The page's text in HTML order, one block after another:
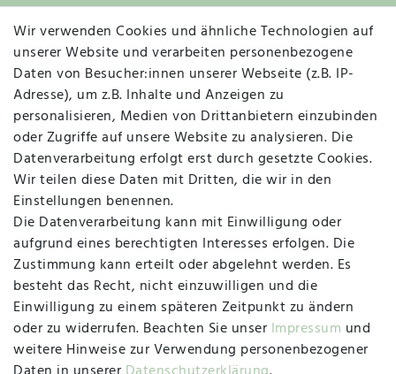
Widerruf
Vertrag widerrufen Kontakt
MAPALI VOR ORT
Herzogstraße 10
47533 Kleve
Montag, Dienstag, Donnerstag, Freitag
09:00 Uhr bis 13:00 Uhr
Mittwoch
Wir verwenden Cookies und ähnliche Technologien auf
unserer Website und verarbeiten personenbezogene
Daten von Besucher:innen unserer Webseite (z.B. IP-
Adresse), um z.B. Inhalte und Anzeigen zu
personalisieren, Medien von Drittanbietern einzubinden
oder Zugriffe auf unsere Website zu analysieren. Die
Datenverarbeitung erfolgt erst durch gesetzte Cookies.
Wir teilen diese Daten mit Dritten, die wir in den
Einstellungen benennen.
Die Datenverarbeitung kann mit Einwilligung oder
aufgrund eines berechtigten Interesses erfolgen. Die
Zustimmung kann erteilt oder abgelehnt werden. Es
besteht das Recht, nicht einzuwilligen und die
Einwilligung zu einem späteren Zeitpunkt zu ändern
oder zu widerrufen. Beachten Sie unser Impressum und
weitere Hinweise zur Verwendung personenbezogener